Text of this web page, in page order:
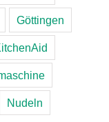
Göttingen
Nudeln